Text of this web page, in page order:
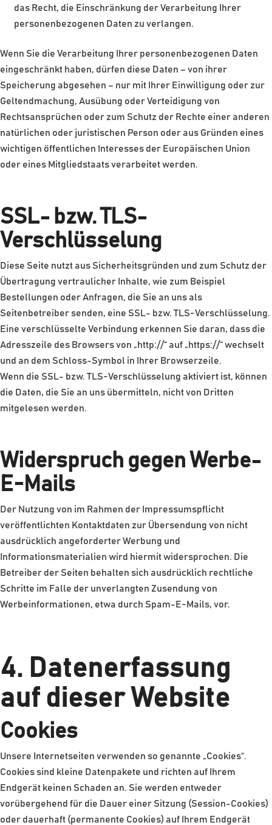
das Recht, die Einschränkung der Verarbeitung Ihrer
personenbezogenen Daten zu verlangen.
Wenn Sie die Verarbeitung Ihrer personenbezogenen Daten
eingeschränkt haben, dürfen diese Daten – von ihrer
Speicherung abgesehen – nur mit Ihrer Einwilligung oder zur
Geltendmachung, Ausübung oder Verteidigung von
Rechtsansprüchen oder zum Schutz der Rechte einer anderen
natürlichen oder juristischen Person oder aus Gründen eines
wichtigen öffentlichen Interesses der Europäischen Union
oder eines Mitgliedstaats verarbeitet werden.
SSL- bzw. TLS-
Verschlüsselung
Diese Seite nutzt aus Sicherheitsgründen und zum Schutz der
Übertragung vertraulicher Inhalte, wie zum Beispiel
Bestellungen oder Anfragen, die Sie an uns als
Seitenbetreiber senden, eine SSL- bzw. TLS-Verschlüsselung.
Eine verschlüsselte Verbindung erkennen Sie daran, dass die
Adresszeile des Browsers von „http://“ auf „https://“ wechselt
und an dem Schloss-Symbol in Ihrer Browserzeile.
Wenn die SSL- bzw. TLS-Verschlüsselung aktiviert ist, können
die Daten, die Sie an uns übermitteln, nicht von Dritten
mitgelesen werden.
Widerspruch gegen Werbe-
E-Mails
Der Nutzung von im Rahmen der Impressumspflicht
veröffentlichten Kontaktdaten zur Übersendung von nicht
ausdrücklich angeforderter Werbung und
Informationsmaterialien wird hiermit widersprochen. Die
Betreiber der Seiten behalten sich ausdrücklich rechtliche
Schritte im Falle der unverlangten Zusendung von
Werbeinformationen, etwa durch Spam-E-Mails, vor.
4. Datenerfassung
auf dieser Website
Cookies
Unsere Internetseiten verwenden so genannte „Cookies“.
Cookies sind kleine Datenpakete und richten auf Ihrem
Endgerät keinen Schaden an. Sie werden entweder
vorübergehend für die Dauer einer Sitzung (Session-Cookies)
oder dauerhaft (permanente Cookies) auf Ihrem Endgerät